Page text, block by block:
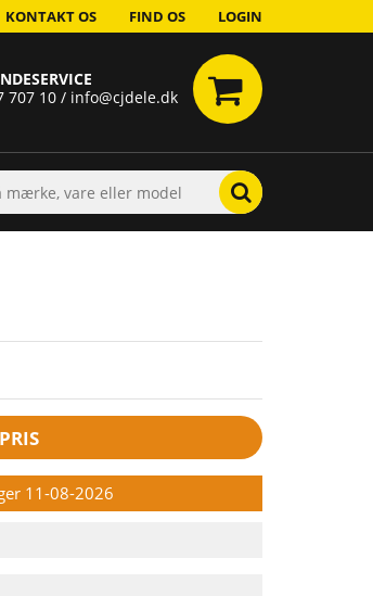
KONTAKT OS FIND OS LOGIN
707 10 / info@cjdele.dk
11-08-2026